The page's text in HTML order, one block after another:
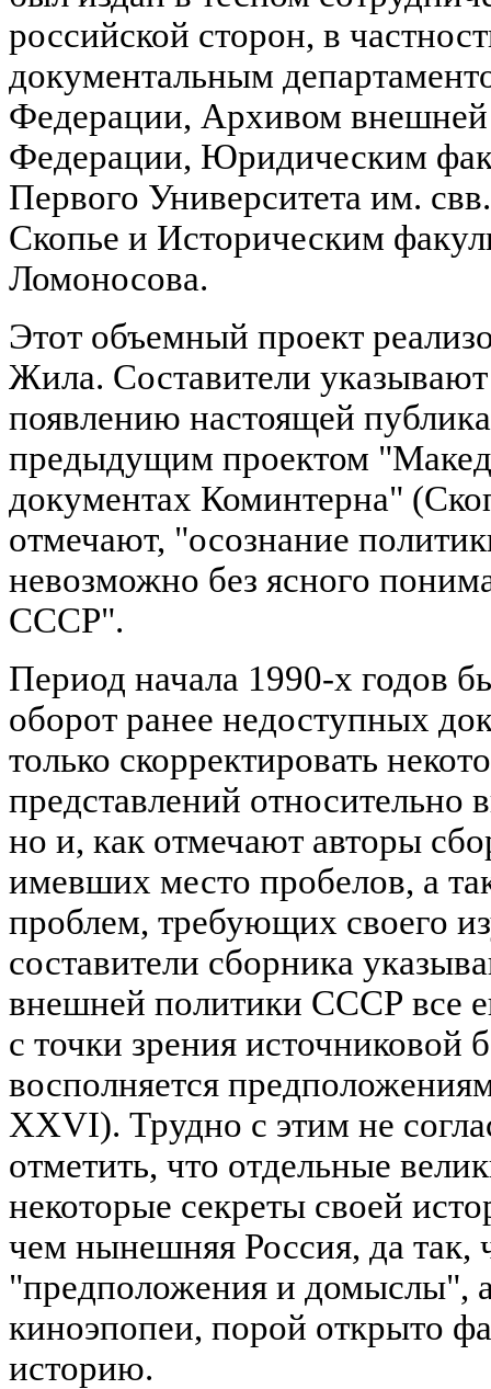
российской сторон, в
документальным
Федерации, Архивом внешней
Федерации, Юридическим
Первого Университета им.
Скопье и Историческим
Ломоносова.
Этот объемный проект
Жила. Составители
появлению настоящей
предыдущим проектом
документах Коминтерна"
отмечают, "осознание
невозможно без ясного
СССР".
Период начала 1990-х годов
оборот ранее недоступных
только скорректировать
представлений
но и, как отмечают авторы
имевших место пробелов, а
проблем, требующих своего
составители сборника
внешней политики СССР все
с точки зрения источниковой
восполняется
XXVI). Трудно с этим не
отметить, что отдельные
некоторые секреты своей
чем нынешняя Россия, да так,
"предположения и домыслы",
киноэпопеи, порой открыто
историю.